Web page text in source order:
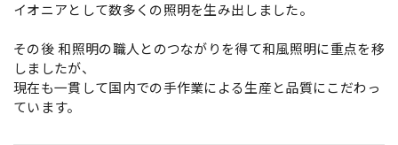
イオニアとして数多くの照明を生み出しました。
その後 和照明の職人とのつながりを得て和風照明に重点を移
しましたが、
現在も一貫して国内での手作業による生産と品質にこだわっ
ています。